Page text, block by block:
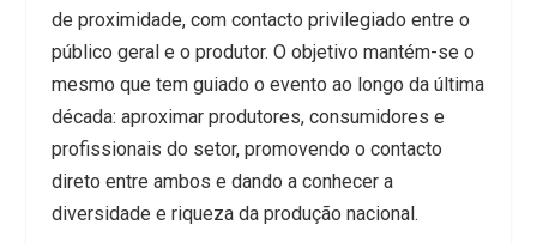
de proximidade, com contacto privilegiado entre o
público geral e o produtor. O objetivo mantém-se o
mesmo que tem guiado o evento ao longo da última
década: aproximar produtores, consumidores e
profissionais do setor, promovendo o contacto
direto entre ambos e dando a conhecer a
diversidade e riqueza da produção nacional.